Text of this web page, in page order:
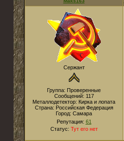
Сержант
Группа: Проверенные
Сообщений: 117
Металлодетектор: Кирка и лопата
Страна: Российская Федерация
Город: Самара
Репутация: 61
Статус: Тут его нет